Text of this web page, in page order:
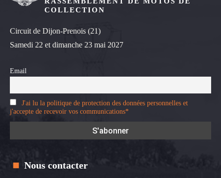
COLLECTION
Circuit de Dijon-Prenois (21)
Samedi 22 et dimanche 23 mai 2027
Email
J'ai lu la politique de protection des données personnelles et
j'accepte de recevoir vos communications*
Nous contacter